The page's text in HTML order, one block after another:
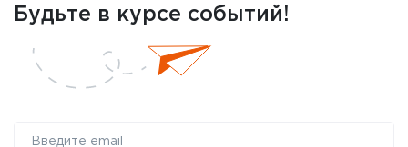
Будьте в курсе событий!